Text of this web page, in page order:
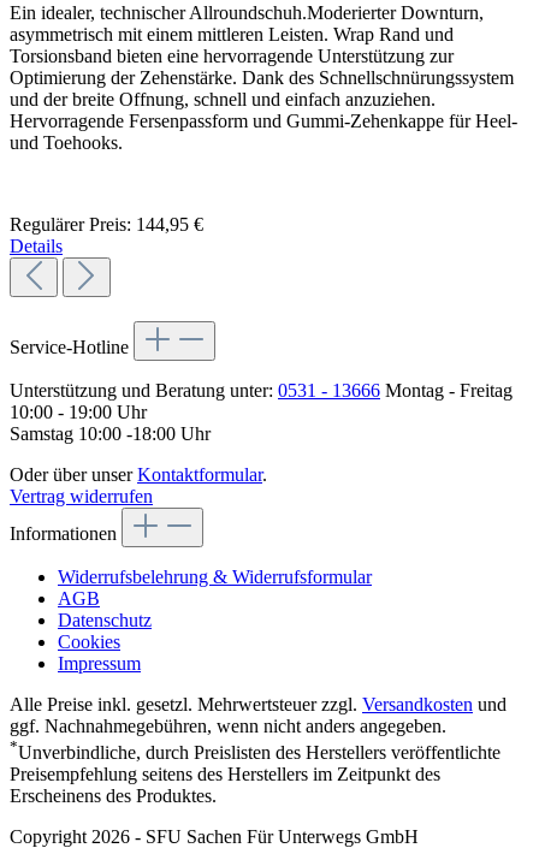
Ein idealer, technischer Allroundschuh.Moderierter Downturn,
asymmetrisch mit einem mittleren Leisten. Wrap Rand und
Torsionsband bieten eine hervorragende Unterstützung zur
Optimierung der Zehenstärke. Dank des Schnellschnürungssystem
und der breite Offnung, schnell und einfach anzuziehen.
Hervorragende Fersenpassform und Gummi-Zehenkappe für Heel-
und Toehooks.
Regulärer Preis: 144,95 €
Details
Service-Hotline
Unterstützung und Beratung unter: 0531 - 13666 Montag - Freitag
10:00 - 19:00 Uhr
Samstag 10:00 -18:00 Uhr
Oder über unserKontaktformular.
Vertrag widerrufen
Informationen
Widerrufsbelehrung & Widerrufsformular
AGB
Datenschutz
Cookies
Impressum
Alle Preise inkl. gesetzl. Mehrwertsteuer zzgl. Versandkosten und
ggf. Nachnahmegebühren, wenn nicht anders angegeben.
*Unverbindliche, durch Preislisten des Herstellers veröffentlichte
Preisempfehlung seitens des Herstellers im Zeitpunkt des
Erscheinens des Produktes.
Copyright 2026 - SFU Sachen Für Unterwegs GmbH